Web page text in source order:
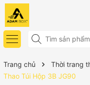
Trang chủ Thời trang
Thao Túi Hộp 3B JG90